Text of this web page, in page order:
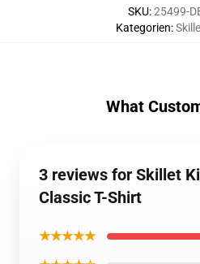
SKU:25499-
Kategorien:
What
3 reviews for Skillet
Classic T-Shirt
★★★★★